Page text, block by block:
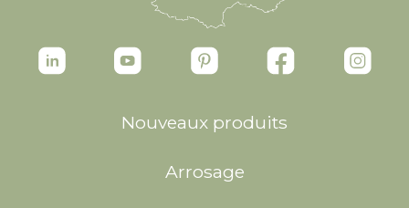
Nouveaux produits
Arrosage